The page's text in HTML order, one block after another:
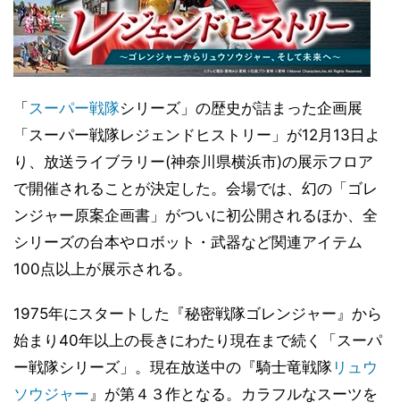
「 スーパー戦隊シリーズ」の歴史が詰まった企画展
「スーパー戦隊レジェンドヒストリー」が12月13日よ
り、放送ライブラリー(神奈川県横浜市)の展示フロア
で開催されることが決定した。会場では、幻の「ゴレ
ンジャー原案企画書」がついに初公開されるほか、全
シリーズの台本やロボット・武器など関連アイテム
100点以上が展示される。
1975年にスタートした『秘密戦隊ゴレンジャー』から
始まり40年以上の長きにわたり現在まで続く「スーパ
ー戦隊シリーズ」。現在放送中の『騎士竜戦隊 リュウ
ソウジャー』が第４３作となる。カラフルなスーツを